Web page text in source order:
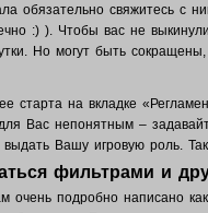
свяжитесь с
:) ). Чтобы вас не
Но могут быть
старта на вкладке
Вас непонятным –
Вашу игровую роль.
фильтрами и
очень подробно написано